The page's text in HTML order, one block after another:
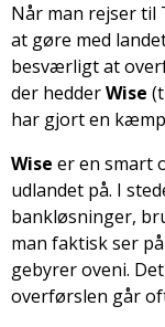
Når man rejser til
at gøre med
besværligt at
der hedderWise
har gjort en
Wise er en smart
udlandet på. I
bankløsninger,
man faktisk ser
gebyrer oveni.
overførslen går